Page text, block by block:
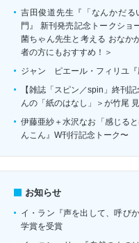
吉田俊道先生『「なんかだ
門』 新刊発売記念トークショ
菌ちゃん先生と考える おなか
者の方にもおすすめ！＞
ジャン゠ピエール・フィリユ
【雑誌「スピン／spin」終刊
んの「紙のはなし」＞が竹尾
伊藤亜紗＋水沢なお「感じる
んこん』W刊行記念トーク〜
お知らせ
イ・ラン『声を出して、呼び
学賞を受賞